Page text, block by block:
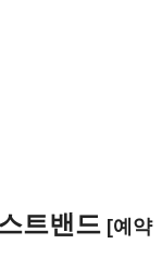
트밴드[예약